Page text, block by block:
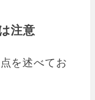
注意
を述べてお